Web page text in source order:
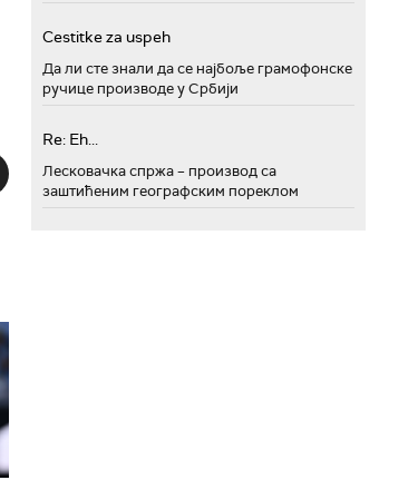
Cestitke za uspeh
Да ли сте знали да се најбоље грамофонске
ручице производе у Србији
Re: Eh...
Лесковачка спржа – производ са
заштићеним географским пореклом